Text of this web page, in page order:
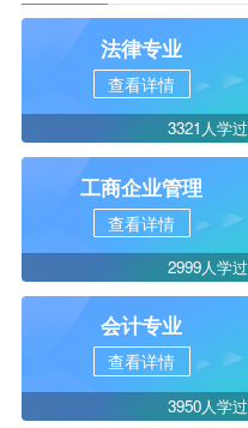
法律专业
查看详情
3321人学过
工商企业管理
查看详情
2999人学过
会计专业
查看详情
3950人学过